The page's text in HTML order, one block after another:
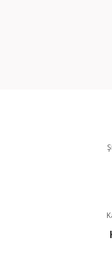
Bu ürüne benzer